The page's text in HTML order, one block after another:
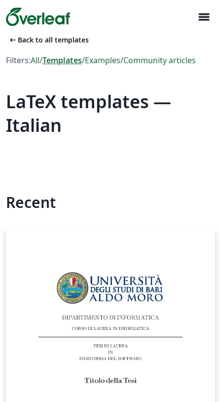
menu
arrow_left_alt Back to all templates
Filters:All/Templates/Examples/Community articles
LaTeX templates —
Italian
Recent